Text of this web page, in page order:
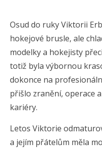
Osud do ruky Viktorii
hokejové brusle, ale
modelky a hokejisty
totiž byla výbornou
dokonce na
přišlo zranění, operace
kariéry.
Letos Viktorie
a jejím přátelům měla